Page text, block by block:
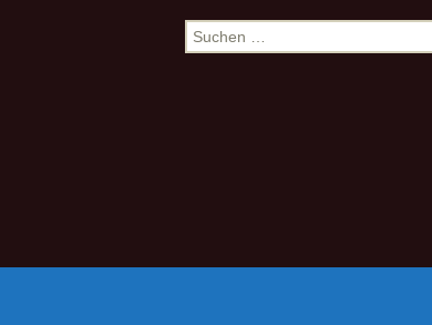
Suchen
nach: